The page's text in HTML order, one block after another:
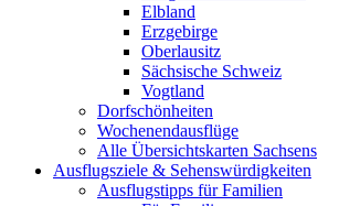
Elbland
Erzgebirge
Oberlausitz
Sächsische Schweiz
Vogtland
Dorfschönheiten
Wochenendausflüge
Alle Übersichtskarten Sachsens
Ausflugsziele & Sehenswürdigkeiten
Ausflugstipps für Familien